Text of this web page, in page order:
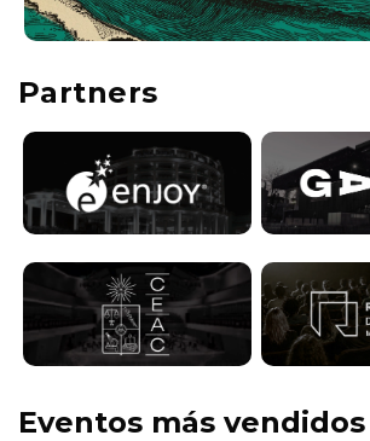
Partners
Eventos más vendidos